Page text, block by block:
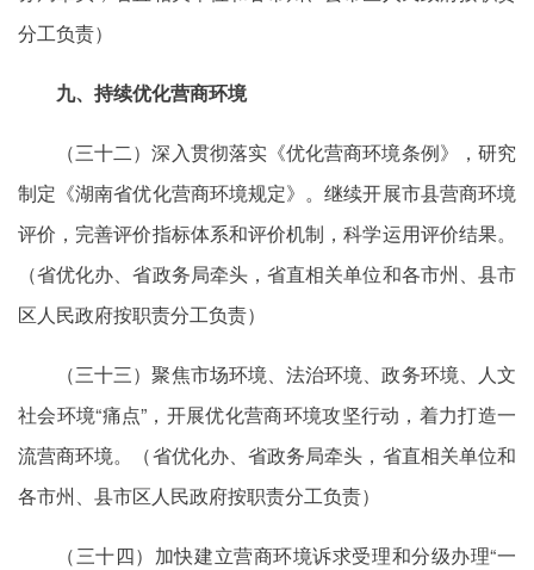
分工负责）
九、持续优化营商环境
（三十二）深入贯彻落实《优化营商环境条例》，研究
制定《湖南省优化营商环境规定》。继续开展市县营商环境
评价，完善评价指标体系和评价机制，科学运用评价结果。
（省优化办、省政务局牵头，省直相关单位和各市州、县市
区人民政府按职责分工负责）
（三十三）聚焦市场环境、法治环境、政务环境、人文
社会环境“痛点”，开展优化营商环境攻坚行动，着力打造一
流营商环境。（省优化办、省政务局牵头，省直相关单位和
各市州、县市区人民政府按职责分工负责）
（三十四）加快建立营商环境诉求受理和分级办理“一